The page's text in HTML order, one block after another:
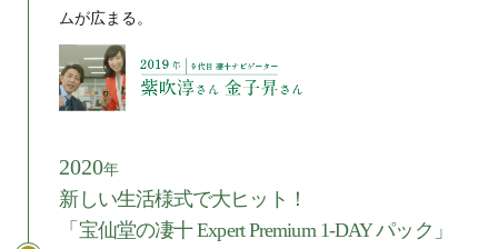
ムが広まる。
2020年
新しい生活様式で大ヒット！
「宝仙堂の凄十 Expert Premium 1-DAY パック」